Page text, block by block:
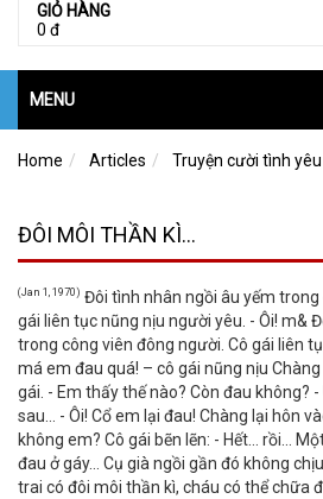
GIỎ HÀNG
0 đ
MENU
Home Articles Truyện cười tình yêu
ĐÔI MÔI THẦN KÌ…
(Jan 1, 1970) Đôi tình nhân ngồi âu yếm
gái liên tục nũng nịu người yêu. - Ôi! m&
trong công viên đông người. Cô gái liên
má em đau quá! – cô gái nũng nịu
gái. - Em thấy thế nào? Còn đau không?
sau… - Ôi! Cổ em lại đau! Chàng lại hôn
không em? Cô gái bẽn lẽn: - Hết… rồi…
đau ở gáy… Cụ già ngồi gần đó không
trai có đôi môi thần kì, cháu có thể chữa